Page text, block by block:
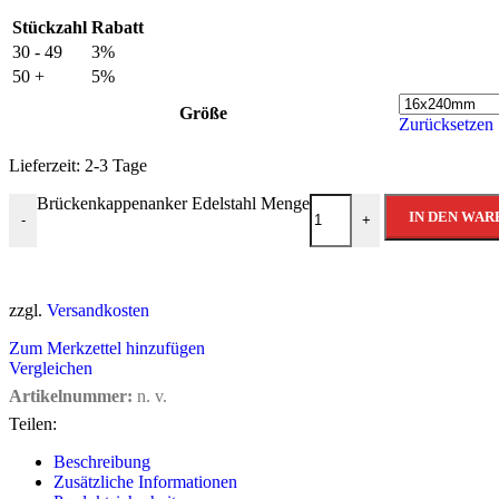
Stückzahl Rabatt
30 - 49
3%
50 +
5%
Größe
Zurücksetzen
Lieferzeit: 2-3 Tage
-
Brückenkappenanker Edelstahl Menge
+ IN DEN
zzgl. Versandkosten
Zum Merkzettel hinzufügen
Vergleichen
Artikelnummer: n. v.
Teilen:
Beschreibung
Zusätzliche Informationen